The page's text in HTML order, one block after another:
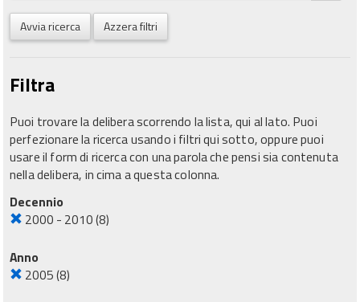
Avvia ricerca Azzera filtri
Filtra
Puoi trovare la delibera scorrendo la lista, qui al lato. Puoi
perfezionare la ricerca usando i filtri qui sotto, oppure puoi
usare il form di ricerca con una parola che pensi sia contenuta
nella delibera, in cima a questa colonna.
Decennio
2000 - 2010(8)
Anno
2005(8)